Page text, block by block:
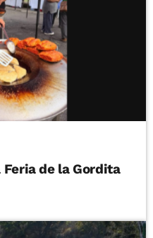
de la Gordita